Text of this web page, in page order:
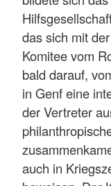
das sich mit
Komitee vom
bald darauf,
in Genf eine
der Vertreter
auch in